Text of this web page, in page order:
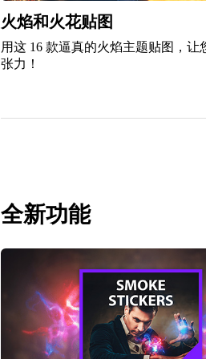
火焰和火花贴图
用这 16 款逼真的火焰主题贴图，让
张力！
全新功能